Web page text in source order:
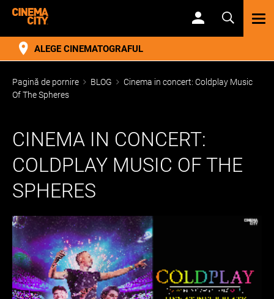
ALEGE CINEMATOGRAFUL
Pagină de pornire BLOG
Cinema in concert: Coldplay Music
Of The Spheres
CINEMA IN CONCERT:
COLDPLAY MUSIC OF THE
SPHERES